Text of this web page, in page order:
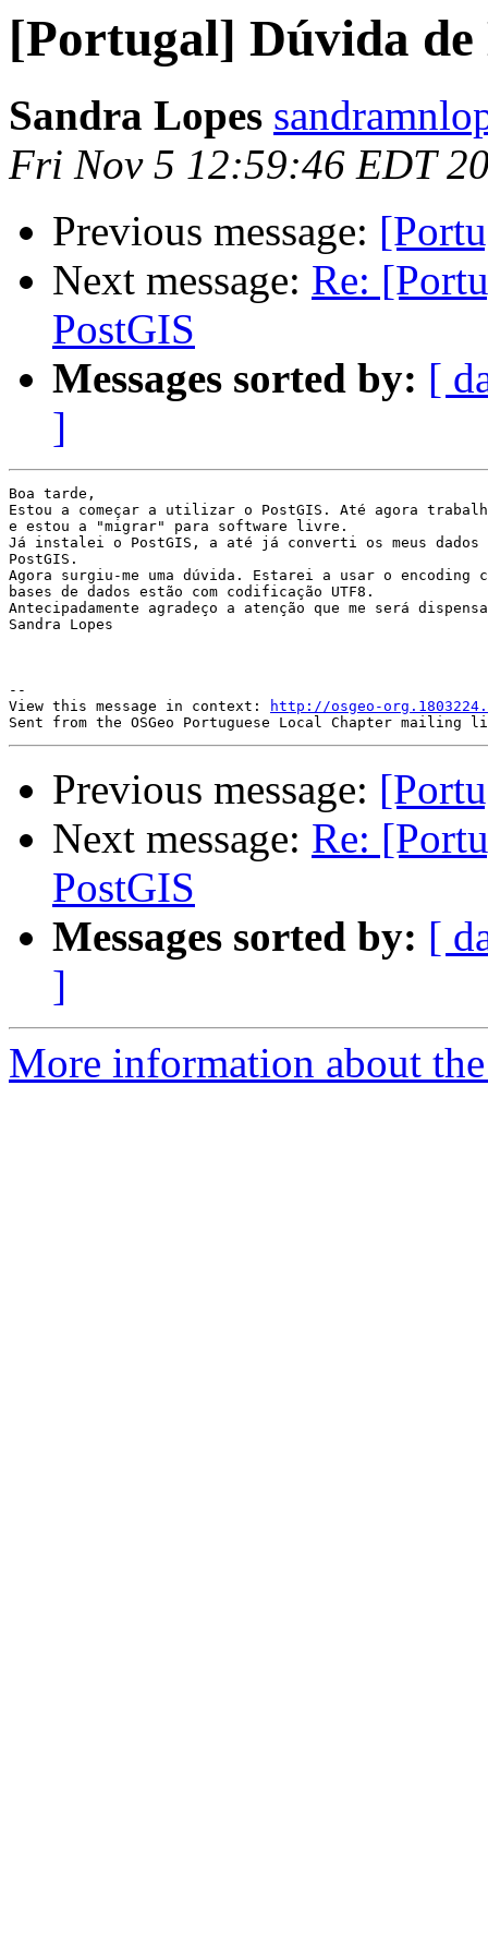
[Portugal] Dúvida de
Sandra Lopes
Fri Nov 5 12:59:46 EDT
Previous message:
Next message: Re:
PostGIS
Messages sorted by: [
]
Boa tarde,
Estou a começar a utilizar o PostGIS. Até agora
e estou a "migrar" para software livre.
Já instalei o PostGIS, a até já converti os meus dados
PostGIS.
Agora surgiu-me uma dúvida. Estarei a usar o encoding
bases de dados estão com codificação UTF8.
Antecipadamente agradeço a atenção que me será
Sandra Lopes
--
View this message in context:
http://osgeo-
Previous message:
Next message: Re:
PostGIS
Messages sorted by: [
]
More information about